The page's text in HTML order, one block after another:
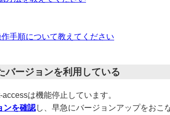
手順について教えてください
バージョンを利用している
は機能停止しています。
ンを確認し、早急にバージョンアップをおこ